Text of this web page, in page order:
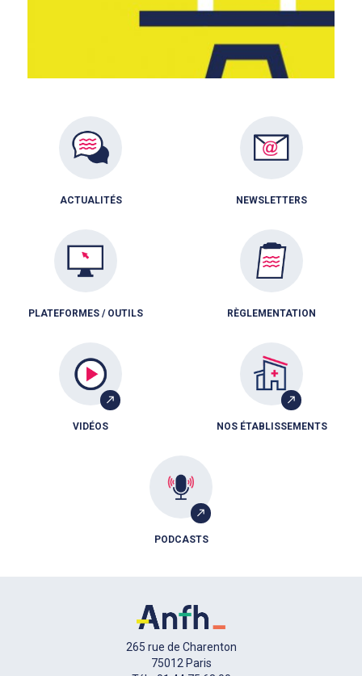
ACTUALITÉS NEWSLETTERS
PLATEFORMES / OUTILS RÈGLEMENTATION
VIDÉOS NOS ÉTABLISSEMENTS
PODCASTS
265 rue de Charenton
75012 Paris